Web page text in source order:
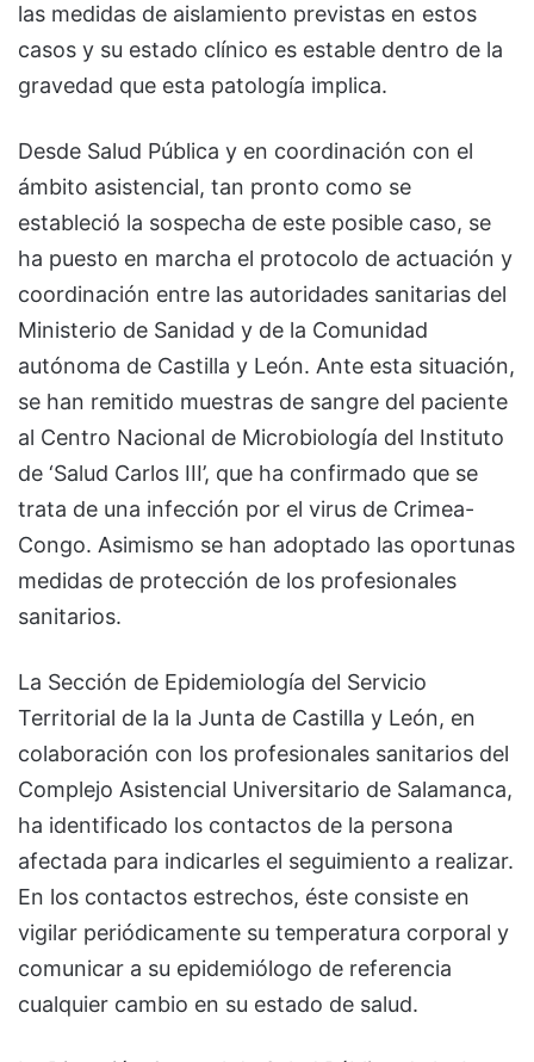
las medidas de aislamiento previstas en estos
casos y su estado clínico es estable dentro de la
gravedad que esta patología implica.
Desde Salud Pública y en coordinación con el
ámbito asistencial, tan pronto como se
estableció la sospecha de este posible caso, se
ha puesto en marcha el protocolo de actuación y
coordinación entre las autoridades sanitarias del
Ministerio de Sanidad y de la Comunidad
autónoma de Castilla y León. Ante esta situación,
se han remitido muestras de sangre del paciente
al Centro Nacional de Microbiología del Instituto
de ‘Salud Carlos III’, que ha confirmado que se
trata de una infección por el virus de Crimea-
Congo. Asimismo se han adoptado las oportunas
medidas de protección de los profesionales
sanitarios.
La Sección de Epidemiología del Servicio
Territorial de la la Junta de Castilla y León, en
colaboración con los profesionales sanitarios del
Complejo Asistencial Universitario de Salamanca,
ha identificado los contactos de la persona
afectada para indicarles el seguimiento a realizar.
En los contactos estrechos, éste consiste en
vigilar periódicamente su temperatura corporal y
comunicar a su epidemiólogo de referencia
cualquier cambio en su estado de salud.